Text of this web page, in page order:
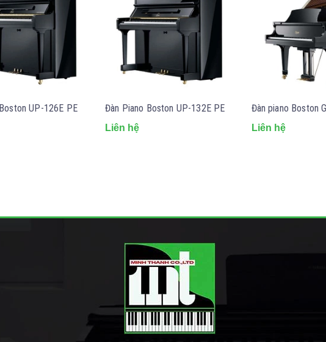
UP-126E PE Đàn Piano Boston UP-132E PE
Liên hệ
Đàn piano Boston
Liên hệ